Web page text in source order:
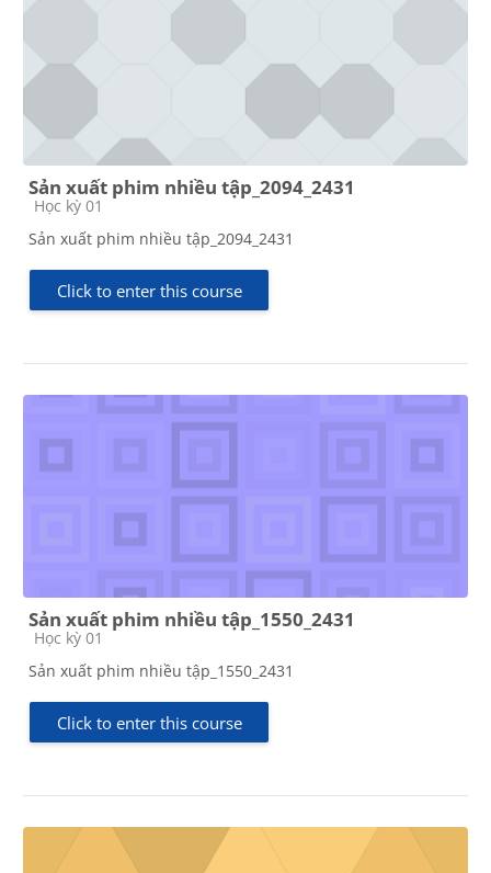
Sản xuất phim nhiều tập_2094_2431
Course category
Học kỳ 01
Sản xuất phim nhiều tập_2094_2431
Click to enter this course
Sản xuất phim nhiều tập_1550_2431
Course category
Học kỳ 01
Sản xuất phim nhiều tập_1550_2431
Click to enter this course